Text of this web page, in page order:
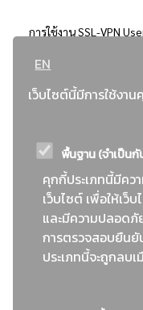
EN
เว็บไซต์นี้มีการใช้งา
พื้นฐาน (จำเป็นกั
คุกกี้ประเภทนี้มีคว
เว็บไซต์ เพื่อให้เว็
และมีความปลอดภั
การตรวจสอบยืน
ประเภทนี้จะถูกลบ
การใช้งาน SSL-VPN
..ยอดนิยม..
: วิธีเฉพาะเจาะจง
ข่าวสาร/ประกาศ
: เอกสารส่งเสริมความโปร่ง
ข่าวสารจัดซื้อจัดจ้าง
: แผนการจัดซื้อจัดจ้าง